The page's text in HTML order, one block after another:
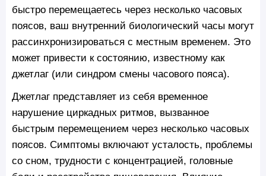
быстро перемещаетесь через несколько часовых
поясов, ваш внутренний биологический часы могут
рассинхронизироваться с местным временем. Это
может привести к состоянию, известному как
джетлаг (или синдром смены часового пояса).
Джетлаг представляет из себя временное
нарушение циркадных ритмов, вызванное
быстрым перемещением через несколько часовых
поясов. Симптомы включают усталость, проблемы
со сном, трудности с концентрацией, головные